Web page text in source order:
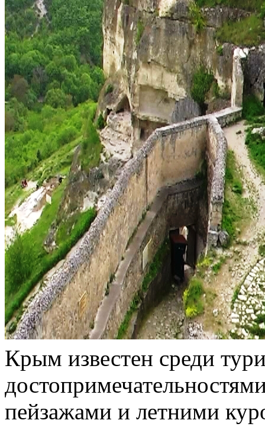
Крым известен среди
пейзажами и летними